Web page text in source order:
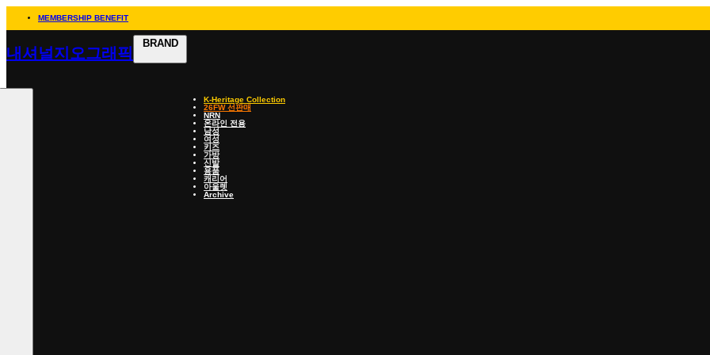
MEMBERSHIP BENEFIT
내셔널지오그래픽
BRAND
K-Heritage Collection
26FW 선판매
NRN
온라인 전용
남성
여성
키즈
가방
신발
용품
캐리어
아울렛
Archive